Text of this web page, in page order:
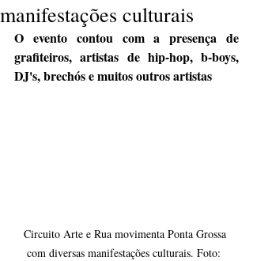
manifestações culturais
O evento contou com a presença de
grafiteiros, artistas de hip-hop, b-boys,
DJ's, brechós e muitos outros artistas
Circuito Arte e Rua movimenta Ponta Grossa
com diversas manifestações culturais. Foto: